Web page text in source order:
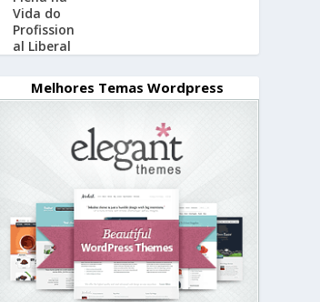
Melhores Temas Wordpress